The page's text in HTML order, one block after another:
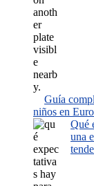
Guía
niños en
Qué
una